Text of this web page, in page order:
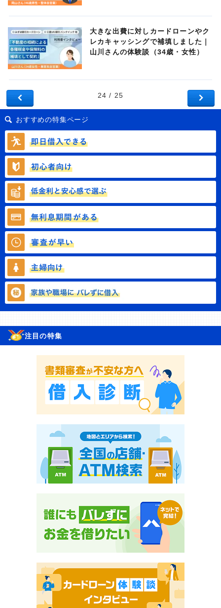
大きな出費に対しカードローンやク
レカキャッシングで補填しました｜
山川さんの体験談（34歳・女性）
24 / 25
おすすめの特集ページ
注目の特集